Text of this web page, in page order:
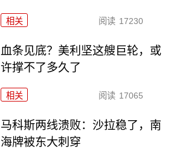
相关 阅读 17230
血条见底？美利坚这艘巨轮，或
许撑不了多久了
相关 阅读 17065
马科斯两线溃败：沙拉稳了，南
海牌被东大刺穿